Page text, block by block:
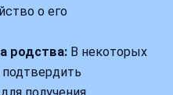
о его
родства: В некоторых